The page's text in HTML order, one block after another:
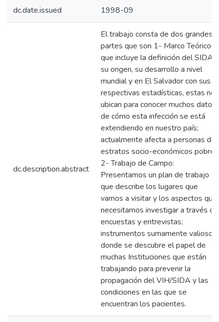
dc.date.issued 1998-09
dc.description.abstract
El trabajo consta de dos grandes
partes que son 1- Marco Teórico:
que incluye la definición del SIDA,
su origen, su desarrollo a nivel
mundial y en El Salvador con sus
respectivas estadísticas, estas nos
ubican para conocer muchos datos
de cómo esta infección se está
extendiendo en nuestro país;
actualmente afecta a personas de
estratos socio-económicos
2- Trabajo de Campo:
Presentamos un plan de trabajo
que describe los lugares que
vamos a visitar y los aspectos que
necesitamos investigar a través de
encuestas y entrevistas;
instrumentos sumamente valiosos
donde se descubre el papel de
muchas Instituciones que están
trabajando para prevenir la
propagación del VIH/SIDA y las
condiciones en las que se
encuentran los pacientes.